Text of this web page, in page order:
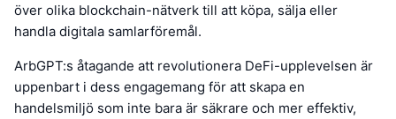
över olika blockchain-nätverk till att köpa, sälja eller
handla digitala samlarföremål.
ArbGPT:s åtagande att revolutionera DeFi-upplevelsen är
uppenbart i dess engagemang för att skapa en
handelsmiljö som inte bara är säkrare och mer effektiv,